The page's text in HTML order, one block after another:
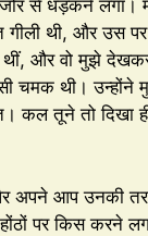
से धड़कने लगा।
गीली थी, और उस
थीं, और वो मुझे
चमक थी। उन्होंने
कल तूने तो दिखा
पैर अपने आप उनकी
पर किस करने